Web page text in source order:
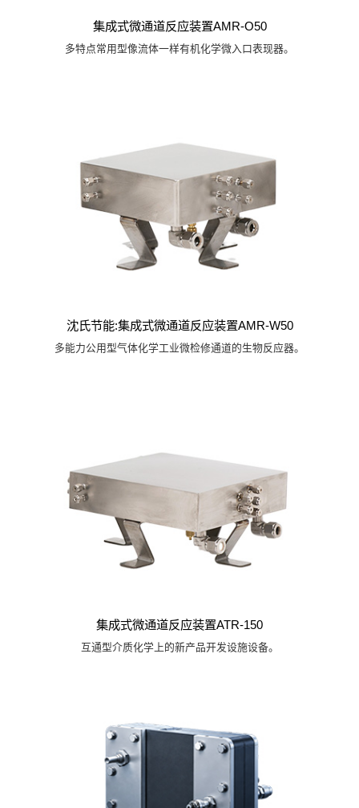
集成式微通道反应装置AMR-O50
多特点常用型像流体一样有机化学微入口表现器。
沈氏节能:集成式微通道反应装置AMR-W50
多能力公用型气体化学工业微检修通道的生物反应器。
集成式微通道反应装置ATR-150
互通型介质化学上的新产品开发设施设备。